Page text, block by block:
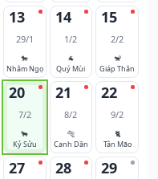
13
29/1
🐎
Nhâm Ngọ
14
1/2
🐐
Quý Mùi
15
2/2
🐒
Giáp Thân
20
7/2
🐂
Kỷ Sửu
21
8/2
🐅
Canh Dần
22
9/2
🐈
Tân Mão
27 28 29